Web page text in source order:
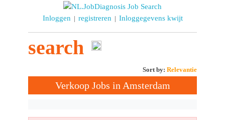
Inloggen | registreren | Inloggegevens kwijt
search
Sort by: Relevantie
Verkoop Jobs in Amsterdam